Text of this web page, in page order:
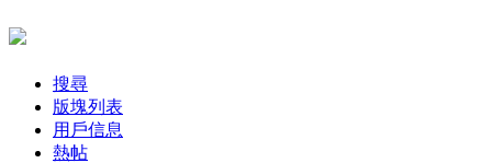
搜尋
版塊列表
用戶信息
熱帖